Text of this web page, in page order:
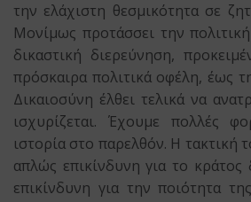
την ελάχιστη θεσμικότητα σε
Μονίμως προτάσσει την
δικαστική διερεύνηση,
πρόσκαιρα πολιτικά οφέλη, έως
Δικαιοσύνη έλθει τελικά να
ισχυρίζεται. Έχουμε πολλές
ιστορία στο παρελθόν. Η τακτική
απλώς επικίνδυνη για το κράτος
επικίνδυνη για την ποιότητα